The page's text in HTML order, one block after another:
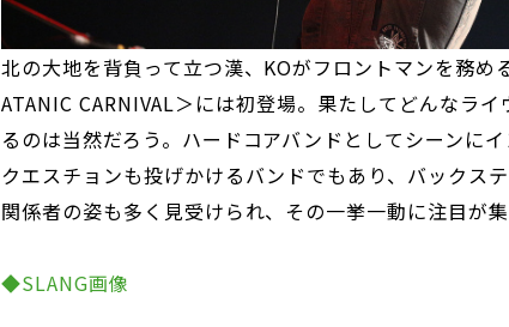
北の大地を背負って立つ漢、KOがフロントマンを務め
ATANIC CARNIVAL＞には初登場。果たしてどんなラ
るのは当然だろう。ハードコアバンドとしてシーンに
クエスチョンも投げかけるバンドでもあり、バックス
関係者の姿も多く見受けられ、その一挙一動に注目が集
◆SLANG画像